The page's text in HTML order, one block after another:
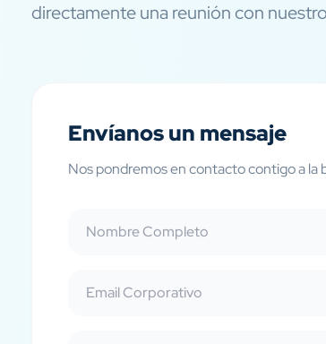
directamente una reunión con
Envíanos un mensaje
Nos pondremos en contacto contigo a la